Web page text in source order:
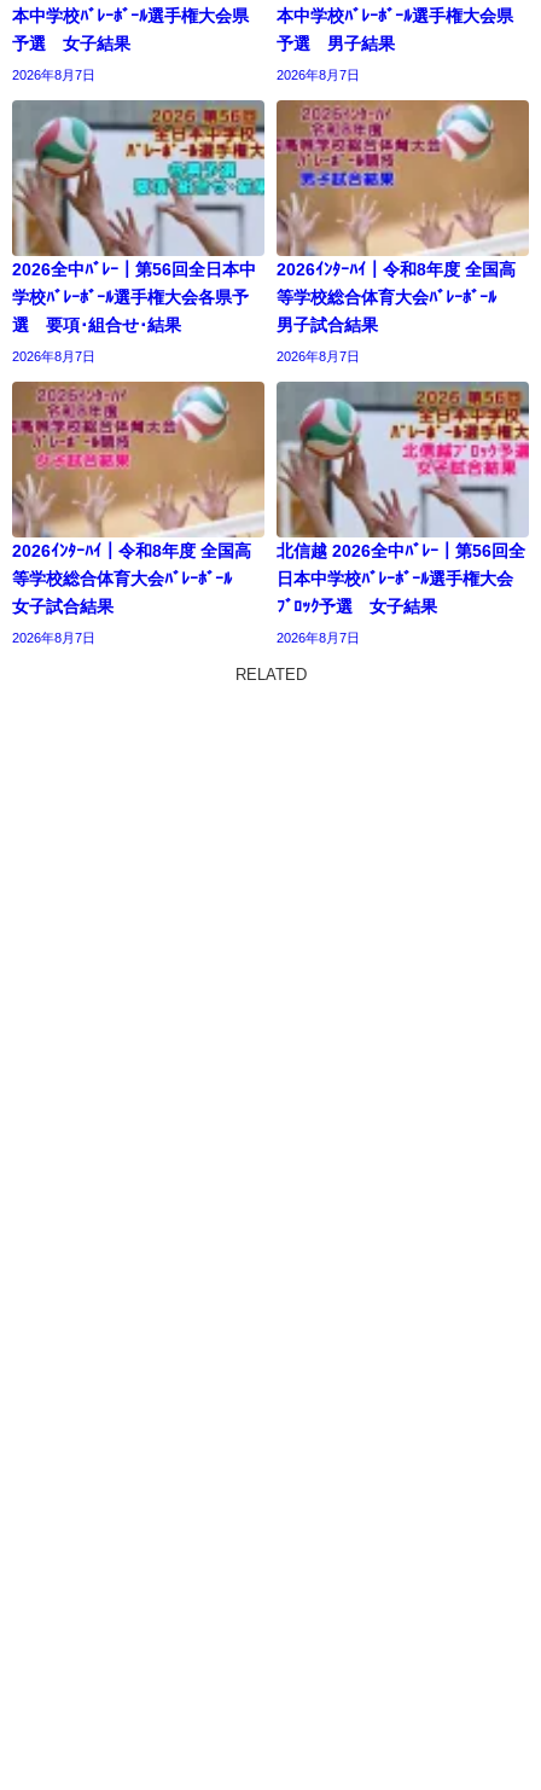
本中学校ﾊﾞﾚｰﾎﾞｰﾙ選手権大会県
予選 女子結果
2026年8月7日
本中学校ﾊﾞﾚｰﾎﾞｰﾙ選手権大会県
予選 男子結果
2026年8月7日
2026全中ﾊﾞﾚｰ｜第56回全日本中
学校ﾊﾞﾚｰﾎﾞｰﾙ選手権大会各県予
選 要項･組合せ･結果
2026年8月7日
2026ｲﾝﾀｰﾊｲ｜令和8年度 全国高
等学校総合体育大会ﾊﾞﾚｰﾎﾞｰﾙ
男子試合結果
2026年8月7日
2026ｲﾝﾀｰﾊｲ｜令和8年度 全国高
等学校総合体育大会ﾊﾞﾚｰﾎﾞｰﾙ
女子試合結果
2026年8月7日
北信越 2026全中ﾊﾞﾚｰ｜第56回全
日本中学校ﾊﾞﾚｰﾎﾞｰﾙ選手権大会
ﾌﾞﾛｯｸ予選 女子結果
2026年8月7日
RELATED